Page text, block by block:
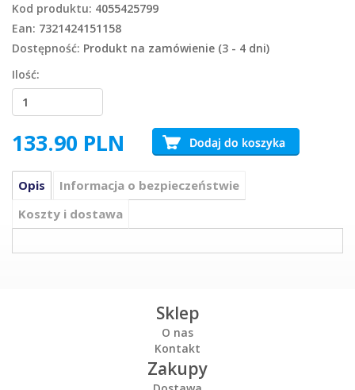
Kod produktu: 4055425799
Ean: 7321424151158
Dostępność: Produkt na zamówienie (3 - 4 dni)
Ilość:
133.90 PLN
Opis
Informacja o bezpieczeństwie
Koszty i dostawa
Sklep
O nas
Kontakt
Zakupy